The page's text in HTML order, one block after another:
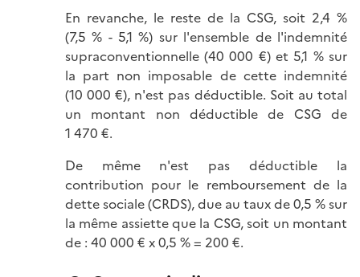
En revanche, le reste de la CSG, soit 2,4 %
(7,5 % - 5,1 %) sur l'ensemble de l'indemnité
supraconventionnelle (40 000 €) et 5,1 % sur
la part non imposable de cette indemnité
(10 000 €), n'est pas déductible. Soit au total
un montant non déductible de CSG de
1 470 €.
De même n'est pas déductible la
contribution pour le remboursement de la
dette sociale (CRDS), due au taux de 0,5 % sur
la même assiette que la CSG, soit un montant
de : 40 000 € x 0,5 % = 200 €.